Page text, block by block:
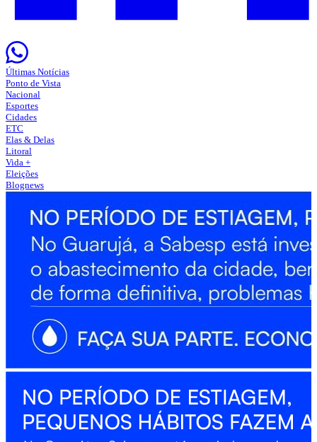
Últimas Notícias
Ponto de Vista
Nacional
Esportes
Cidades
ETC
Elas & Delas
Litoral
Vida +
Eleições
Blognews